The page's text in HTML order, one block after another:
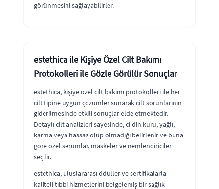
görünmesini sağlayabilirler.
estethica ile Kişiye Özel Cilt Bakımı
Protokolleri ile Gözle Görülür Sonuçlar
estethica, kişiye özel cilt bakımı protokolleri ile her
cilt tipine uygun çözümler sunarak cilt sorunlarının
giderilmesinde etkili sonuçlar elde etmektedir.
Detaylı cilt analizleri sayesinde, cildin kuru, yağlı,
karma veya hassas olup olmadığı belirlenir ve buna
göre özel serumlar, maskeler ve nemlendiriciler
seçilir.
estethica, uluslararası ödüller ve sertifikalarla
kaliteli tıbbi hizmetlerini belgelemiş bir sağlık